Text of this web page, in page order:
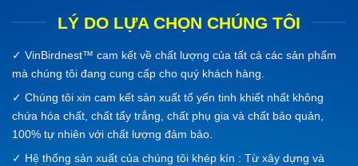
LÝ DO LỰA CHỌN CHÚNG TÔI
✓ VinBirdnest™ cam kết về chất lượng của tất cả các sản phẩm
mà chúng tôi đang cung cấp cho quý khách hàng.
✓ Chúng tôi xin cam kết sản xuất tổ yến tinh khiết nhất không
chứa hóa chất, chất tẩy trắng, chất phụ gia và chất bảo quản,
100% tự nhiên với chất lượng đảm bảo.
✓ Hệ thống sản xuất của chúng tôi khép kín : Từ xây dựng và